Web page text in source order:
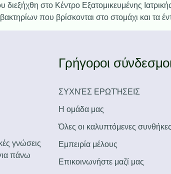
διεξήχθη στο Κέντρο Εξατομικευμένης
που βρίσκονται στο στομάχι και τα
γνώσεις
πάνω
Γρήγοροι
ΣΥΧΝΈΣ ΕΡΩΤΉΣΕΙΣ
Η ομάδα μας
Όλες οι καλυπτόμενες συνθήκες
Εμπειρία μέλους
Επικοινωνήστε μαζί μας